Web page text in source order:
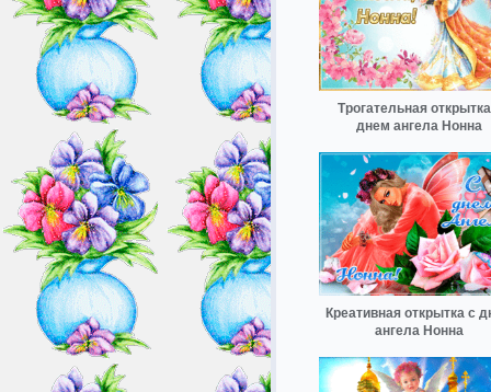
Трогательная
днем ангела Нонна
Креативная открытка с
ангела Нонна